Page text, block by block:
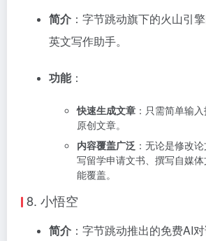
简介 ：字节跳动旗下的火山引
英文写作助手。
功能：
快速生成文章 ：只需简单输
原创文章。
内容覆盖广泛 ：无论是修改
写留学申请文书、撰写自媒
能覆盖。
8. 小悟空
简介 ：字节跳动推出的免费AI